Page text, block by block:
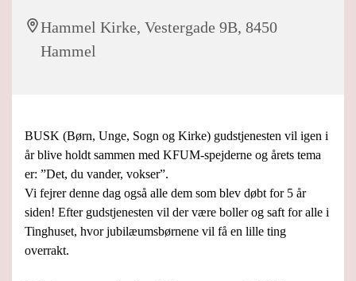
Hammel Kirke, Vestergade 9B, 8450
Hammel
BUSK (Børn, Unge, Sogn og Kirke) gudstjenesten vil igen i
år blive holdt sammen med KFUM-spejderne og årets tema
er: ”Det, du vander, vokser”.
Vi fejrer denne dag også alle dem som blev døbt for 5 år
siden! Efter gudstjenesten vil der være boller og saft for alle i
Tinghuset, hvor jubilæumsbørnene vil få en lille ting
overrakt.